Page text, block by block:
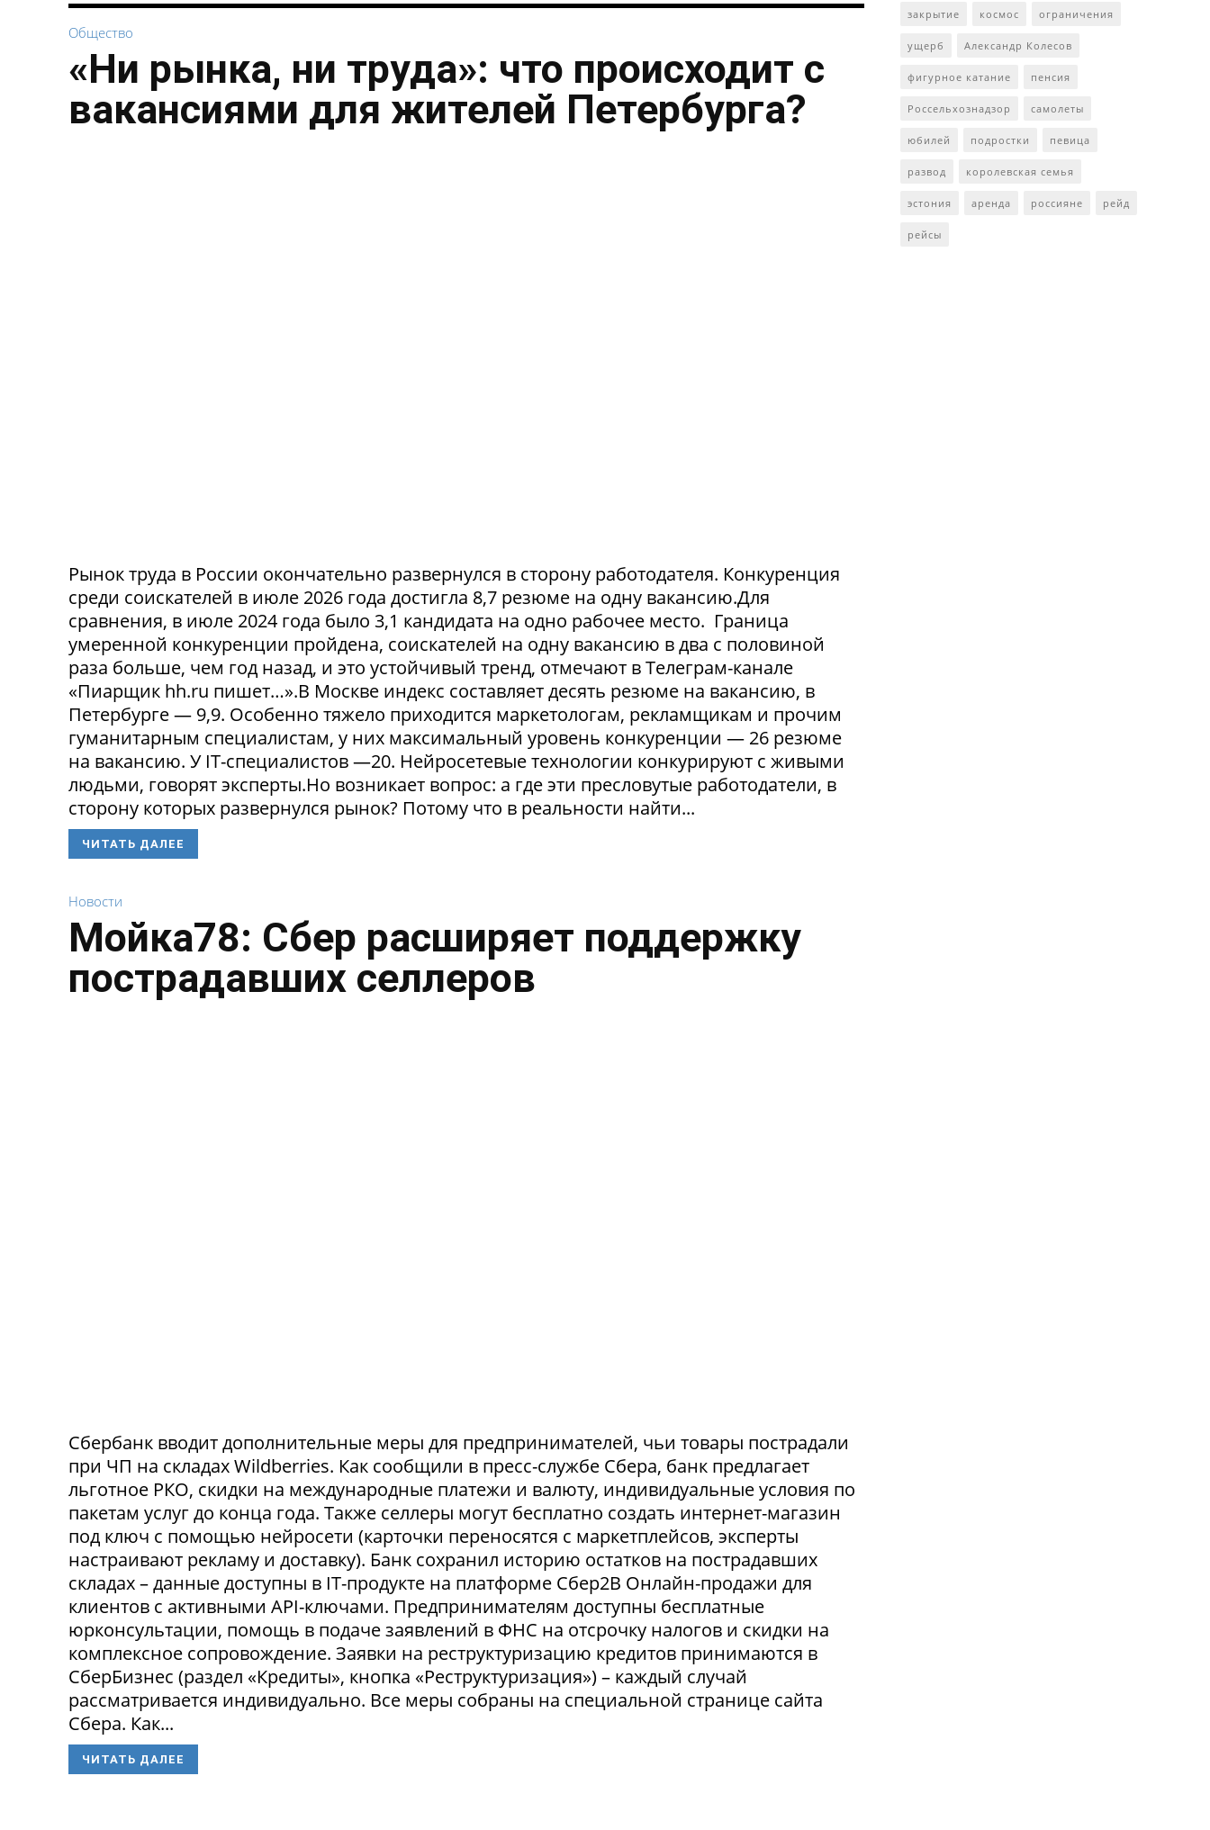
Общество
«Ни рынка, ни труда»: что происходит с
вакансиями для жителей Петербурга?
Рынок труда в России окончательно развернулся в сторону работодателя. Конкуренция
среди соискателей в июле 2026 года достигла 8,7 резюме на одну вакансию.Для
сравнения, в июле 2024 года было 3,1 кандидата на одно рабочее место. Граница
умеренной конкуренции пройдена, соискателей на одну вакансию в два с половиной
раза больше, чем год назад, и это устойчивый тренд, отмечают в Телеграм-канале
«Пиарщик hh.ru пишет…».В Москве индекс составляет десять резюме на вакансию, в
Петербурге — 9,9. Особенно тяжело приходится маркетологам, рекламщикам и прочим
гуманитарным специалистам, у них максимальный уровень конкуренции — 26 резюме
на вакансию. У IT-специалистов —20. Нейросетевые технологии конкурируют с живыми
людьми, говорят эксперты.Но возникает вопрос: а где эти пресловутые работодатели, в
сторону которых развернулся рынок? Потому что в реальности найти...
ЧИТАТЬ ДАЛЕЕ
Новости
Мойка78: Сбер расширяет поддержку
пострадавших селлеров
Сбербанк вводит дополнительные меры для предпринимателей, чьи товары пострадали
при ЧП на складах Wildberries. Как сообщили в пресс-службе Сбера, банк предлагает
льготное РКО, скидки на международные платежи и валюту, индивидуальные условия по
пакетам услуг до конца года. Также селлеры могут бесплатно создать интернет-магазин
под ключ с помощью нейросети (карточки переносятся с маркетплейсов, эксперты
настраивают рекламу и доставку). Банк сохранил историю остатков на пострадавших
складах – данные доступны в IT-продукте на платформе Сбер2В Онлайн-продажи для
клиентов с активными API-ключами. Предпринимателям доступны бесплатные
юрконсультации, помощь в подаче заявлений в ФНС на отсрочку налогов и скидки на
комплексное сопровождение. Заявки на реструктуризацию кредитов принимаются в
СберБизнес (раздел «Кредиты», кнопка «Реструктуризация») – каждый случай
рассматривается индивидуально. Все меры собраны на специальной странице сайта
Сбера. Как...
ЧИТАТЬ ДАЛЕЕ
закрытие космос ограничения
ущерб Александр Колесов
фигурное катание пенсия
Россельхознадзор самолеты
юбилей подростки певица
развод королевская семья
эстония аренда россияне рейд
рейсы